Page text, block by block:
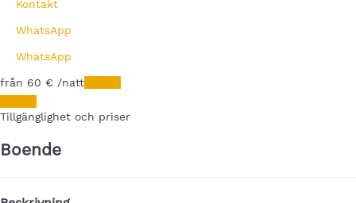
Kontakt
WhatsApp
WhatsApp
från 60 € /natt
Tillgänglighet och priser
Boende